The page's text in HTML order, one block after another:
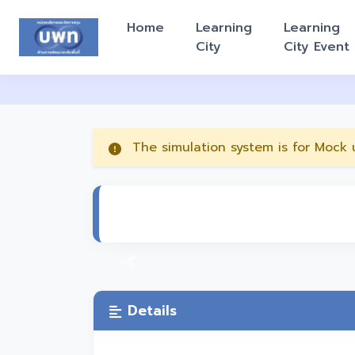
Home
Learning
City
Learning
City Event
The simulation system is for
Details